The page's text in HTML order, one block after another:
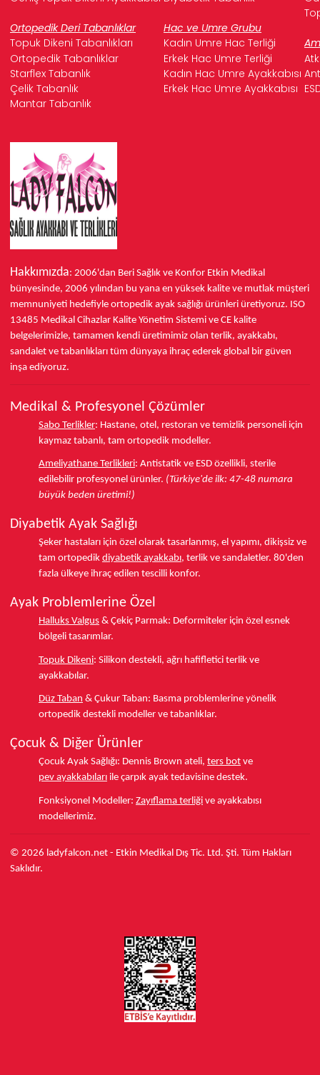
Ortopedik Deri Tabanlıklar
Hac ve Umre Grubu
Topuk Dikeni Tabanlıkları
Kadın Umre Hac Terliği
Ortopedik Tabanlıklar
Erkek Hac Umre Terliği
Starflex Tabanlık
Kadın Hac Umre Ayakkabısı
Çelik Tabanlık
Erkek Hac Umre Ayakkabısı
Mantar Tabanlık
Hakkımızda: 2006'dan Beri Sağlık ve Konfor Etkin Medikal
bünyesinde, 2006 yılından bu yana en yüksek kalite ve mutlak müşteri
memnuniyeti hedefiyle ortopedik ayak sağlığı ürünleri üretiyoruz. ISO
13485 Medikal Cihazlar Kalite Yönetim Sistemi ve CE kalite
belgelerimizle, tamamen kendi üretimimiz olan terlik, ayakkabı,
sandalet ve tabanlıkları tüm dünyaya ihraç ederek global bir güven
inşa ediyoruz.
Medikal & Profesyonel Çözümler
Sabo Terlikler: Hastane, otel, restoran ve temizlik personeli için
kaymaz tabanlı, tam ortopedik modeller.
Ameliyathane Terlikleri: Antistatik ve ESD özellikli, sterile
edilebilir profesyonel ürünler. (Türkiye'de ilk: 47-48 numara
büyük beden üretimi!)
Diyabetik Ayak Sağlığı
Şeker hastaları için özel olarak tasarlanmış, el yapımı, dikişsiz ve
tam ortopedik diyabetik ayakkabı, terlik ve sandaletler. 80'den
fazla ülkeye ihraç edilen tescilli konfor.
Ayak Problemlerine Özel
Halluks Valgus & Çekiç Parmak: Deformiteler için özel esnek
bölgeli tasarımlar.
Topuk Dikeni: Silikon destekli, ağrı hafifletici terlik ve
ayakkabılar.
Düz Taban & Çukur Taban: Basma problemlerine yönelik
ortopedik destekli modeller ve tabanlıklar.
Çocuk & Diğer Ürünler
Çocuk Ayak Sağlığı: Dennis Brown ateli, ters bot ve
pev ayakkabıları ile çarpık ayak tedavisine destek.
Fonksiyonel Modeller: Zayıflama terliği ve ayakkabısı
modellerimiz.
© 2026 ladyfalcon.net - Etkin Medikal Dış Tic. Ltd. Şti. Tüm Hakları
Saklıdır.